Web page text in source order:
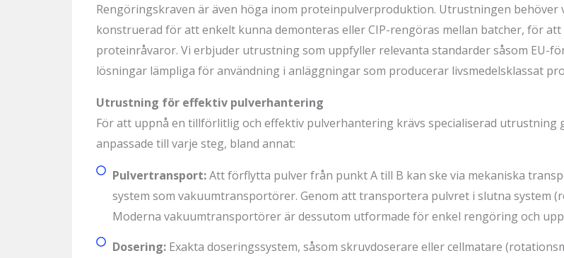
Rengöringskraven är även höga inom proteinpulverproduktion. Utrustningen behöver
konstruerad för att enkelt kunna demonteras eller CIP-rengöras mellan batcher, för att
proteinråvaror. Vi erbjuder utrustning som uppfyller relevanta standarder såsom EU-
lösningar lämpliga för användning i anläggningar som producerar livsmedelsklassat
Utrustning för effektiv pulverhantering
För att uppnå en tillförlitlig och effektiv pulverhantering krävs specialiserad utrustning
anpassade till varje steg, bland annat:
Pulvertransport:Att förflytta pulver från punkt A till B kan ske via mekaniska
system som vakuumtransportörer. Genom att transportera pulvret i slutna system
Moderna vakuumtransportörer är dessutom utformade för enkel rengöring och
Dosering:Exakta doseringssystem, såsom skruvdoserare eller cellmatare